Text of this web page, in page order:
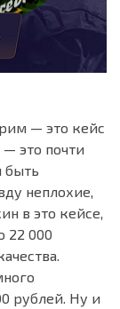
— это кейс
это почти
быть
неплохие,
в это кейсе,
22 000
рублей. Ну и